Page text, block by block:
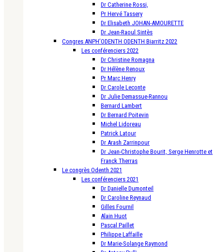
Dr Catherine Rossi,
Pr Hervé Tassery
Dr Elisabeth JOHAN-AMOURETTE
Dr Jean-Raoul Sintès
Congres ANPH’ODENTH ODENTH Biarritz 2022
Les conférenciers 2022
Dr Christine Romagna
Dr Hélène Renoux
Pr Marc Henry
Dr Carole Leconte
Dr Julie Demassue-Rannou
Bernard Lambert
Dr Bernard Poitevin
Michel Lidoreau
Patrick Latour
Dr Arash Zarrinpour
Dr Jean-Christophe Bourit, Serge Henrotte et
Franck Therras
Le congrès Odenth 2021
Les conférenciers 2021
Dr Danielle Dumonteil
Dr Caroline Reynaud
Gilles Fournil
Alain Huot
Pascal Paillet
Philippe Laffaille
Dr Marie-Solange Raymond